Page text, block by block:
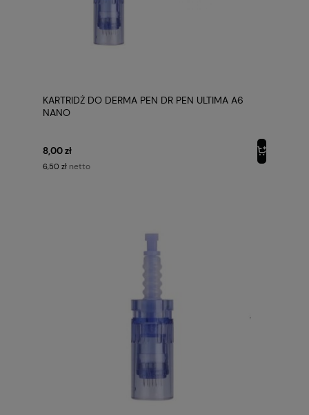
KARTRIDŻ DO DERMA PEN DR PEN ULTIMA A6
NANO
8,00 zł
6,50 zł netto